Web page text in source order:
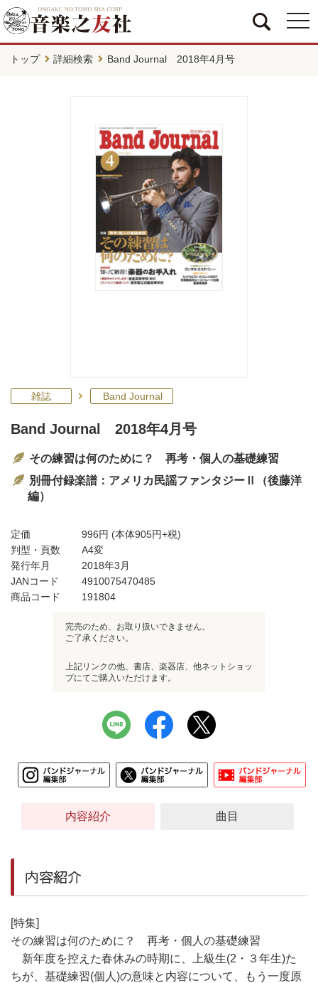
トップ 詳細検索 Band Journal 2018年4月号
雑誌 Band Journal
Band Journal 2018年4月号
その練習は何のために？ 再考・個人の基礎練習
別冊付録楽譜：アメリカ民謡ファンタジーⅡ（後藤洋
編）
定価 996円 (本体905円+税)
判型・頁数
A4変
発行年月
2018年3月
JANコード
4910075470485
商品コード
191804
完売のため、お取り扱いできません。
ご了承ください。
上記リンクの他、書店、楽器店、他ネットショッ
プにてご購入いただけます。
内容紹介 曲目
内容紹介
[特集]
その練習は何のために？ 再考・個人の基礎練習
新年度を控えた春休みの時期に、上級生(2・３年生)た
ちが、基礎練習(個人)の意味と内容について、もう一度原